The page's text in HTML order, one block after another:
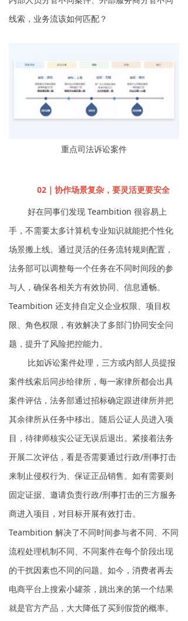
线索，业务流该如何匹配？
重点司法诉讼案件
02｜协作场景复杂，要灵活更要安全
好在同事们发现 Teambition 很容易上
手，不需要太多计算机专业知识就能把个性化
场景搬上线。通过灵活的任务流转规则配置，
法务部可以调整每一个任务在不同时间段的参
与人，确保各相关方有效协同、信息通畅。
Teambition 还支持自定义企业权限、项目权
限、角色权限，有效解决了多部门协同安全问
题，提升了风险把控能力。
比如诉讼案件处理，三方或内部人员提报
案件线索后同步给律所，每一家律所都会出具
案件评估，法务部通过招标确定跟进律所并把
其余律所从任务中移出。随后公证人员进入项
目，待律师核实公证无误后退出。紧接着法务
开展二次评估，看是否需要通过行政/刑事打击
来制止侵权行为、保证正品销售。如有需要则
固定证据、邀请负责行政/刑事打击的三方服务
商进入项目，对目标开展有效打击。
Teambition 解决了不同时间参与者不同、不同
流程处理机制不同、不同案件在每个阶段出现
的干扰因素也不同的问题。如今，消费者再去
电商平台上搜索小罐茶，跳出来的第一个结果
就是官方产品，大大降低了买到假货的概率。